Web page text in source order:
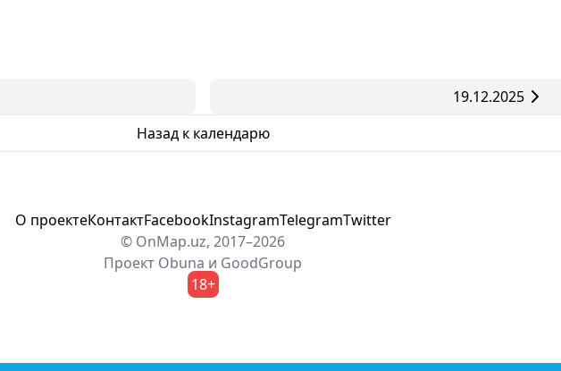
19.12.2025
Назад к календарю
О проектеКонтактFacebookInstagramTelegramTwitter
© OnMap.uz, 2017–2026
Проект Obuna и GoodGroup
18+